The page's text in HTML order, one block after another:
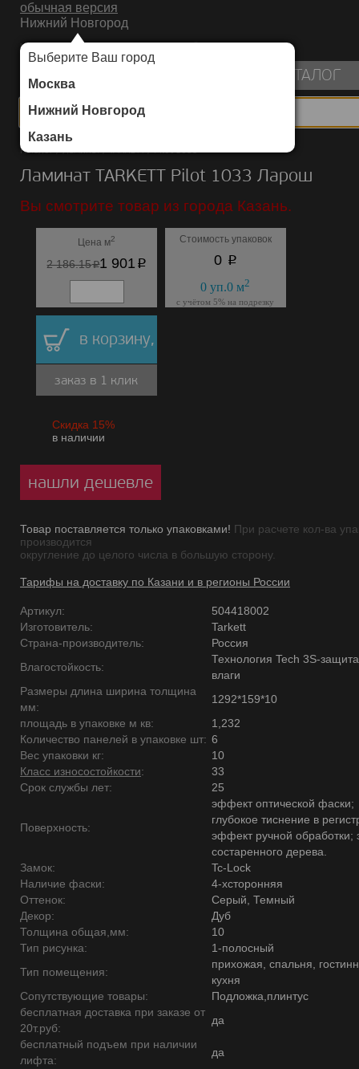
обычная версия
Нижний Новгород
Выберите Ваш город
Москва
Нижний Новгород
Казань
ИНТЕРНЕТ-МАГАЗИН НАПОЛЬНЫХ ПОКРЫТИЙ
КАТАЛОГ
Каталог/Ламинат/TARKETT/Pilot 1033
Ламинат TARKETT Pilot 1033 Ларош
Вы смотрите товар из города Казань.
Цена м2
2 186.15p1 901 p
Стоимость упаковок
0 p
0 уп.0 м2
с учётом 5% на подрезку
в корзину,
заказ в 1 клик
Скидка 15%
в наличии
нашли дешевле
Товар поставляется только упаковками! При расчете кол-ва
производится
округление до целого числа в большую сторону.
Тарифы на доставку по Казани и в регионы России
Артикул:
504418002
Изготовитель:
Tarkett
Страна-производитель:
Россия
Влагостойкость:
Технология Tech 3S-
влаги
Размеры длина ширина толщина
мм:
1292*159*10
площадь в упаковке м кв:
1,232
Количество панелей в упаковке шт: 6
Вес упаковки кг:
10
Класс износостойкости:
33
Срок службы лет:
25
Поверхность:
эффект оптической фаски;
глубокое тиснение в
эффект ручной обработки;
состаренного дерева.
Замок:
Tc-Lock
Наличие фаски:
4-хсторонняя
Оттенок:
Серый, Темный
Декор:
Дуб
Толщина общая,мм:
10
Тип рисунка:
1-полосный
Тип помещения:
прихожая, спальня,
кухня
Сопутствующие товары:
Подложка,плинтус
бесплатная доставка при заказе от
20т.руб:
да
бесплатный подъем при наличии
лифта:
да